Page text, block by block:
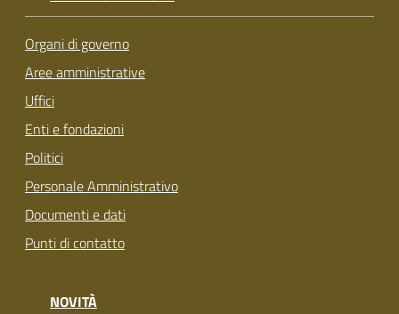
Organi di governo
Aree amministrative
Uffici
Enti e fondazioni
Politici
Personale Amministrativo
Documenti e dati
Punti di contatto
NOVITÀ